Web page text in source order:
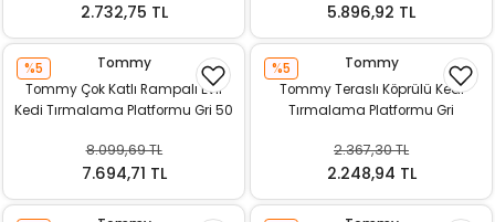
2.732,75 TL 5.896,92 TL
%5
Tommy
Tommy Çok Katlı Rampalı Evli
Kedi Tırmalama Platformu Gri 50
8.099,69 TL
7.694,71 TL
%5
Tommy
Tommy Teraslı Köprülü Kedi
Tırmalama Platformu Gri
2.367,30 TL
2.248,94 TL